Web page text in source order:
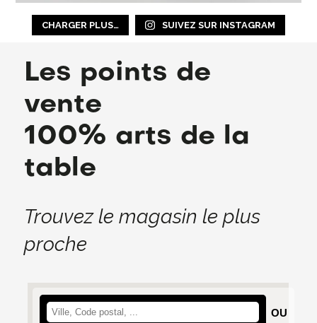
CHARGER PLUS… SUIVEZ SUR INSTAGRAM
Les points de
vente
100% arts de la
table
Trouvez le magasin le plus
proche